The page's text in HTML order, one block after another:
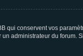
qui conservent vos
administrateur du